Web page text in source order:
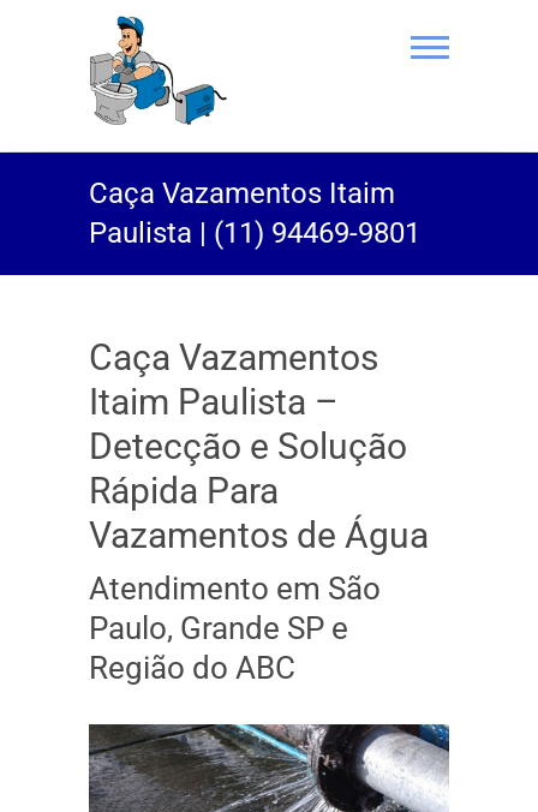
(11) 94469-
9801 |
Desentupidora
Rei do Esgoto
Caça Vazamentos Itaim
Paulista | (11) 94469-9801
Caça Vazamentos
Itaim Paulista –
Detecção e Solução
Rápida Para
Vazamentos de Água
Atendimento em São
Paulo, Grande SP e
Região do ABC